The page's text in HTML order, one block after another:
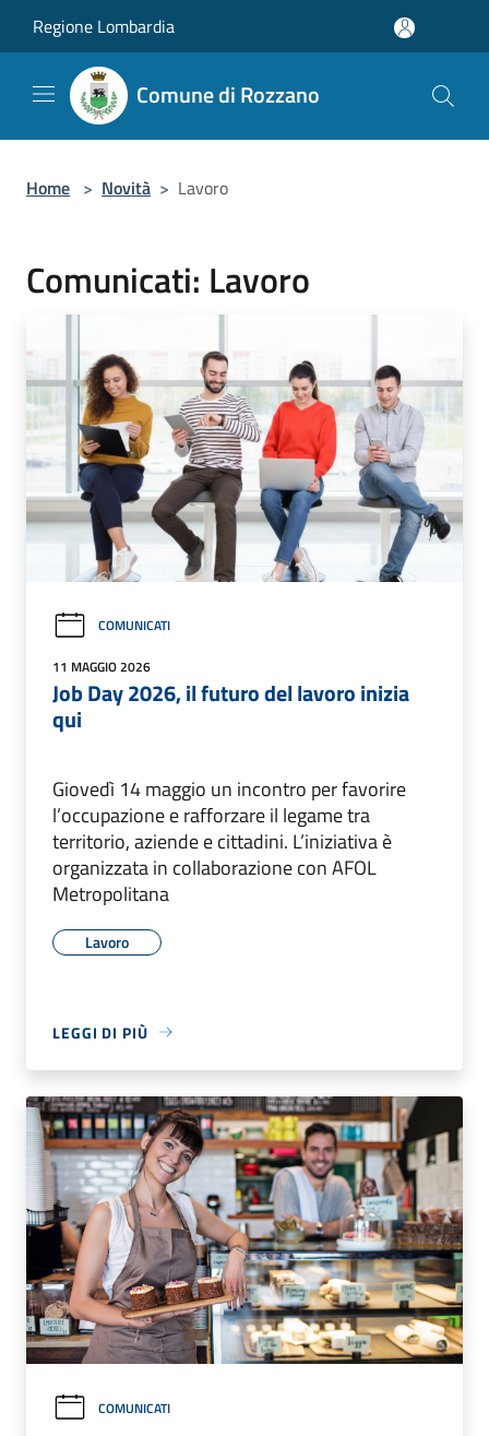
Regione Lombardia
Comune di Rozzano
Home > Novità > Lavoro
Comunicati: Lavoro
COMUNICATI
11 MAGGIO 2026
Job Day 2026, il futuro del lavoro inizia
qui
Giovedì 14 maggio un incontro per favorire
l’occupazione e rafforzare il legame tra
territorio, aziende e cittadini. L’iniziativa è
organizzata in collaborazione con AFOL
Metropolitana
Lavoro
LEGGI DI PIÙ
COMUNICATI